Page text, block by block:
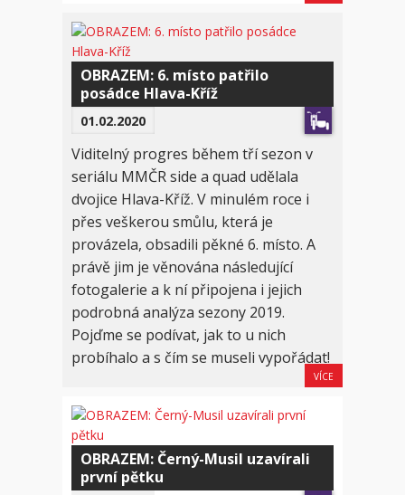
OBRAZEM: 6. místo patřilo
posádce Hlava-Kříž
01.02.2020
Viditelný progres během tří sezon v
seriálu MMČR side a quad udělala
dvojice Hlava-Kříž. V minulém roce i
přes veškerou smůlu, která je
provázela, obsadili pěkné 6. místo. A
právě jim je věnována následující
fotogalerie a k ní připojena i jejich
podrobná analýza sezony 2019.
Pojďme se podívat, jak to u nich
probíhalo a s čím se museli vypořádat!
VÍCE
OBRAZEM: Černý-Musil uzavírali
první pětku